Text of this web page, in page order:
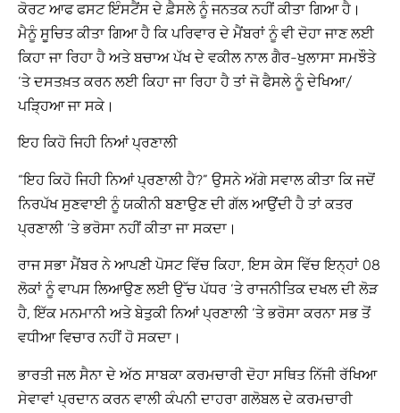
ਕੋਰਟ ਆਫ ਫਸਟ ਇੰਸਟੈਂਸ ਦੇ ਫ਼ੈਸਲੇ ਨੂੰ ਜਨਤਕ ਨਹੀਂ ਕੀਤਾ ਗਿਆ ਹੈ।
ਮੈਨੂੰ ਸੂਚਿਤ ਕੀਤਾ ਗਿਆ ਹੈ ਕਿ ਪਰਿਵਾਰ ਦੇ ਮੈਂਬਰਾਂ ਨੂੰ ਵੀ ਦੋਹਾ ਜਾਣ ਲਈ
ਕਿਹਾ ਜਾ ਰਿਹਾ ਹੈ ਅਤੇ ਬਚਾਅ ਪੱਖ ਦੇ ਵਕੀਲ ਨਾਲ ਗੈਰ-ਖੁਲਾਸਾ ਸਮਝੌਤੇ
‘ਤੇ ਦਸਤਖ਼ਤ ਕਰਨ ਲਈ ਕਿਹਾ ਜਾ ਰਿਹਾ ਹੈ ਤਾਂ ਜੋ ਫੈਸਲੇ ਨੂੰ ਦੇਖਿਆ/
ਪੜ੍ਹਿਆ ਜਾ ਸਕੇ।
ਇਹ ਕਿਹੋ ਜਿਹੀ ਨਿਆਂ ਪ੍ਰਣਾਲੀ
“ਇਹ ਕਿਹੋ ਜਿਹੀ ਨਿਆਂ ਪ੍ਰਣਾਲੀ ਹੈ?” ਉਸਨੇ ਅੱਗੇ ਸਵਾਲ ਕੀਤਾ ਕਿ ਜਦੋਂ
ਨਿਰਪੱਖ ਸੁਣਵਾਈ ਨੂੰ ਯਕੀਨੀ ਬਣਾਉਣ ਦੀ ਗੱਲ ਆਉਂਦੀ ਹੈ ਤਾਂ ਕਤਰ
ਪ੍ਰਣਾਲੀ ‘ਤੇ ਭਰੋਸਾ ਨਹੀਂ ਕੀਤਾ ਜਾ ਸਕਦਾ।
ਰਾਜ ਸਭਾ ਮੈਂਬਰ ਨੇ ਆਪਣੀ ਪੋਸਟ ਵਿੱਚ ਕਿਹਾ, ਇਸ ਕੇਸ ਵਿੱਚ ਇਨ੍ਹਾਂ 08
ਲੋਕਾਂ ਨੂੰ ਵਾਪਸ ਲਿਆਉਣ ਲਈ ਉੱਚ ਪੱਧਰ ‘ਤੇ ਰਾਜਨੀਤਿਕ ਦਖਲ ਦੀ ਲੋੜ
ਹੈ, ਇੱਕ ਮਨਮਾਨੀ ਅਤੇ ਬੇਤੁਕੀ ਨਿਆਂ ਪ੍ਰਣਾਲੀ ‘ਤੇ ਭਰੋਸਾ ਕਰਨਾ ਸਭ ਤੋਂ
ਵਧੀਆ ਵਿਚਾਰ ਨਹੀਂ ਹੋ ਸਕਦਾ।
ਭਾਰਤੀ ਜਲ ਸੈਨਾ ਦੇ ਅੱਠ ਸਾਬਕਾ ਕਰਮਚਾਰੀ ਦੋਹਾ ਸਥਿਤ ਨਿੱਜੀ ਰੱਖਿਆ
ਸੇਵਾਵਾਂ ਪ੍ਰਦਾਨ ਕਰਨ ਵਾਲੀ ਕੰਪਨੀ ਦਾਹਰਾ ਗਲੋਬਲ ਦੇ ਕਰਮਚਾਰੀ